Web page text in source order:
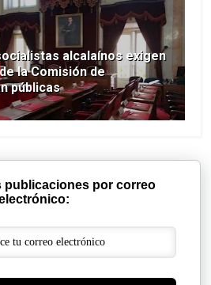
alcalaínos exigen
la Comisión de
públicas
publicaciones por correo